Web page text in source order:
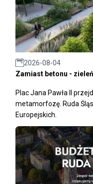
2026-08-04
Zamiast betonu - zieleń
Plac Jana Pawła II
metamorfozę. Ruda
Europejskich.